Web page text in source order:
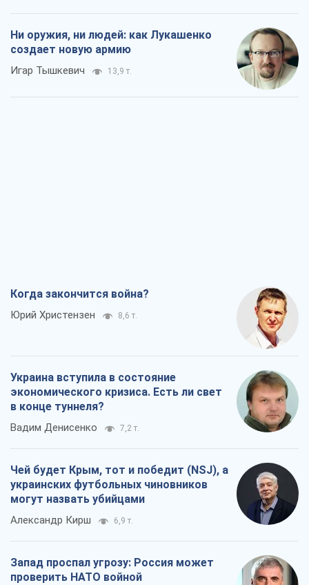
Ни оружия, ни людей: как Лукашенко
создает новую армию
Игар Тышкевич 13,9 т.
Когда закончится война?
Юрий Христензен 8,6 т.
Украина вступила в состояние
экономического кризиса. Есть ли свет
в конце туннеля?
Вадим Денисенко 7,2 т.
Чей будет Крым, тот и победит (NSJ), а
украинских футбольных чиновников
могут назвать убийцами
Александр Кирш 6,9 т.
Запад проспал угрозу: Россия может
проверить НАТО войной